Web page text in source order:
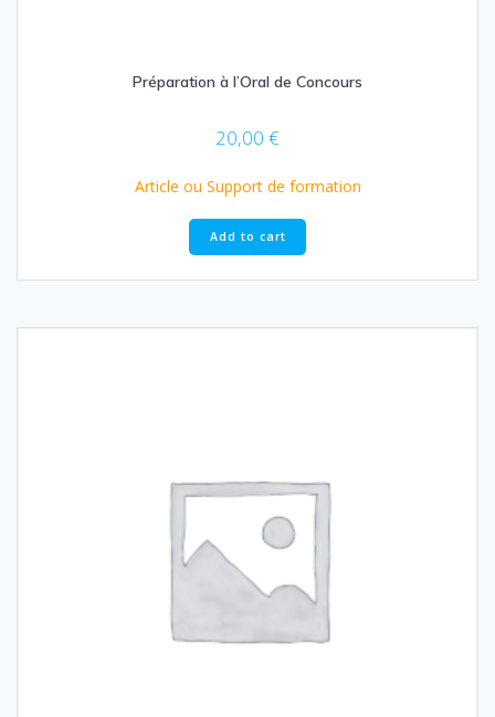
Préparation à l’Oral de Concours
20,00 €
Article ou Support de formation
Add to cart